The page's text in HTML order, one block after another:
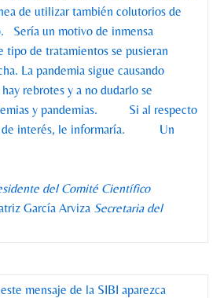
de utilizar también colutorios de
Sería un motivo de inmensa
tipo de tratamientos se pusieran
La pandemia sigue causando
rebrotes y a no dudarlo se
y pandemias. Si al respecto
de interés, le informaría. Un
del Comité Científico
Arviza Secretaria del
mensaje de la SIBI aparezca